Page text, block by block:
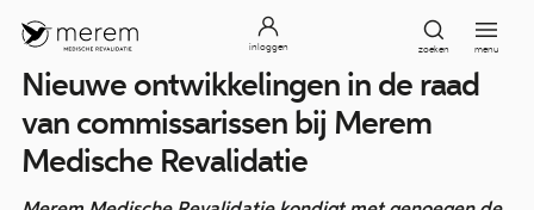
inloggen zoeken menu
Nieuwe ontwikkelingen in de raad
van commissarissen bij Merem
Medische Revalidatie